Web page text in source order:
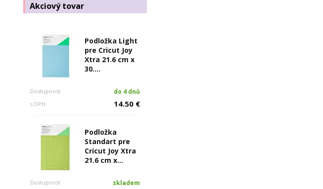
Akciový tovar
Podložka Light
pre Cricut Joy
Xtra 21.6 cm x
30....
Dostupnost do 4 dnů
s DPH 14.50 €
Podložka
Standart pre
Cricut Joy Xtra
21.6 cm x...
Dostupnost skladem